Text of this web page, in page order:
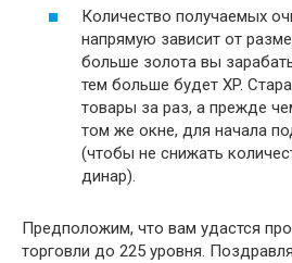
Количество получаемых
напрямую зависит от
больше золота вы
тем больше будет XP.
товары за раз, а прежде
том же окне, для начала
(чтобы не снижать
динар).
Предположим, что вам удастся
торговли до 225 уровня.